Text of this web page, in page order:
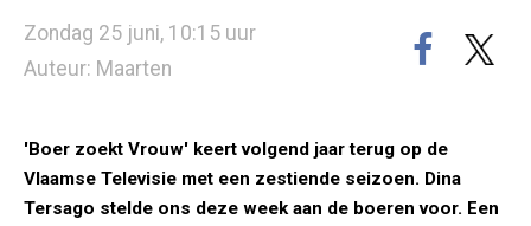
Zondag 25 juni, 10:15 uur
Auteur: Maarten
'Boer zoekt Vrouw' keert volgend jaar terug op de
Vlaamse Televisie met een zestiende seizoen. Dina
Tersago stelde ons deze week aan de boeren voor. Een